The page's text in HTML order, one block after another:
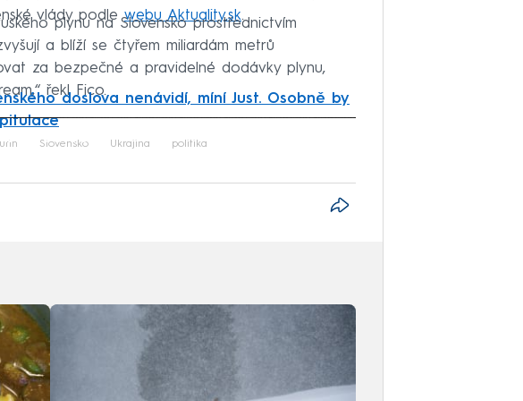
vlády podlewebu Aktuality.sk.
plynu na Slovensko prostřednictvím
a blíží se čtyřem miliardám metrů
za bezpečné a pravidelné dodávky plynu,
řekl Fico.
doslova nenávidí, míní Just. Osobně by
to fetch
Slovensko Ukrajina politika